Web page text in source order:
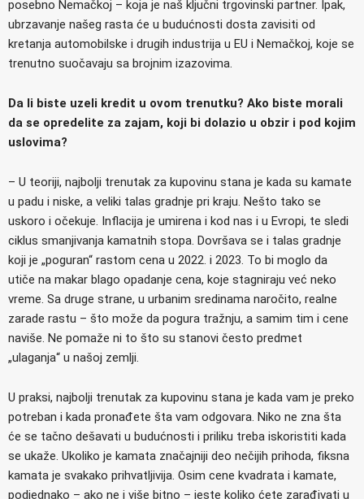
posebno Nemačkoj – koja je naš ključni trgovinski partner. Ipak,
ubrzavanje našeg rasta će u budućnosti dosta zavisiti od
kretanja automobilske i drugih industrija u EU i Nemačkoj, koje se
trenutno suočavaju sa brojnim izazovima.
Da li biste uzeli kredit u ovom trenutku? Ako biste morali
da se opredelite za zajam, koji bi dolazio u obzir i pod kojim
uslovima?
– U teoriji, najbolji trenutak za kupovinu stana je kada su kamate
u padu i niske, a veliki talas gradnje pri kraju. Nešto tako se
uskoro i očekuje. Inflacija je umirena i kod nas i u Evropi, te sledi
ciklus smanjivanja kamatnih stopa. Dovršava se i talas gradnje
koji je „poguran“ rastom cena u 2022. i 2023. To bi moglo da
utiče na makar blago opadanje cena, koje stagniraju već neko
vreme. Sa druge strane, u urbanim sredinama naročito, realne
zarade rastu – što može da pogura tražnju, a samim tim i cene
naviše. Ne pomaže ni to što su stanovi često predmet
„ulaganja“ u našoj zemlji.
U praksi, najbolji trenutak za kupovinu stana je kada vam je preko
potreban i kada pronađete šta vam odgovara. Niko ne zna šta
će se tačno dešavati u budućnosti i priliku treba iskoristiti kada
se ukaže. Ukoliko je kamata značajniji deo nečijih prihoda, fiksna
kamata je svakako prihvatljivija. Osim cene kvadrata i kamate,
podjednako – ako ne i više bitno – jeste koliko ćete zarađivati u